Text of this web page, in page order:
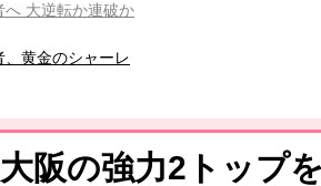
へ 大逆転か連破か
、黄金のシャーレ
は終わらない
陣阪の強力2トップ